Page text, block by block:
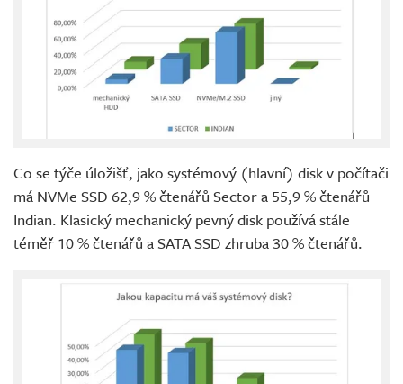
Co se týče úložišť, jako systémový (hlavní) disk v počítači
má NVMe SSD 62,9 % čtenářů Sector a 55,9 % čtenářů
Indian. Klasický mechanický pevný disk používá stále
téměř 10 % čtenářů a SATA SSD zhruba 30 % čtenářů.